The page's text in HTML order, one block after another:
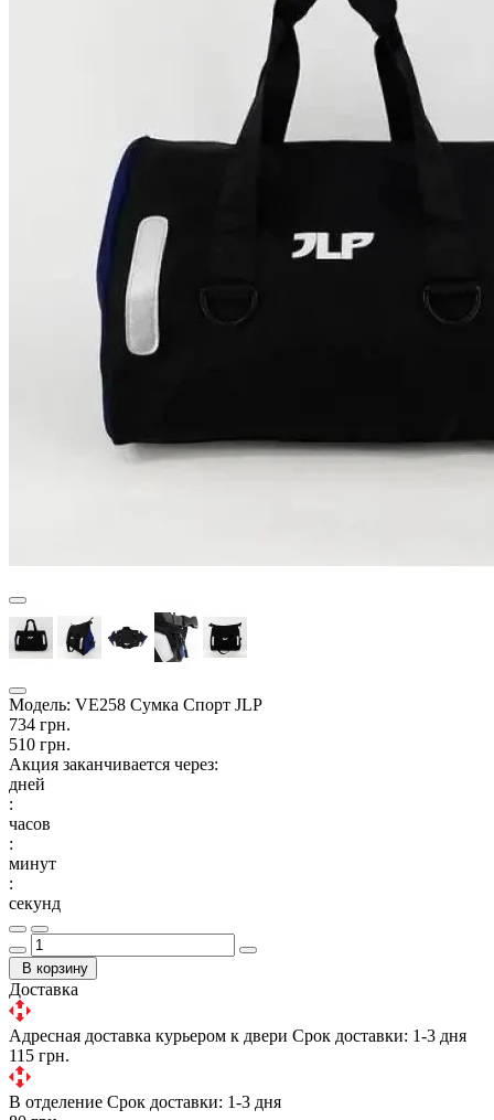
Модель: VE258 Сумка Спорт JLP
734 грн.
510 грн.
Акция заканчивается через:
дней
:
часов
:
минут
:
секунд
В корзину
Доставка
Адресная доставка курьером к двери Срок доставки: 1-3 дня
115 грн.
В отделение Срок доставки: 1-3 дня